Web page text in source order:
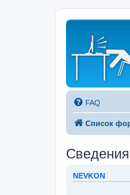
FAQ
Список
NEVKON